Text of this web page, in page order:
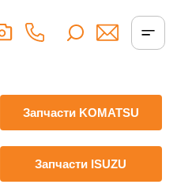
Запчасти KOMATSU
Запчасти ISUZU